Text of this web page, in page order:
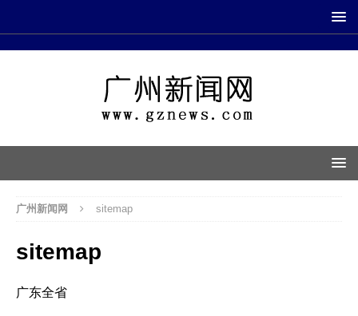
广州新闻网 sitemap
sitemap
广东全省